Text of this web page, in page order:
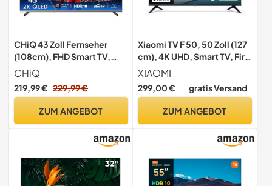
CHiQ 43 Zoll Fernseher
(108cm), FHD Smart TV,
QLED mit HDR10, Prime
Video
CHiQ
219,99 € 229,99 €
ZUM ANGEBOT
Xiaomi TV F 50, 50 Zoll (127
cm), 4K UHD, Smart TV, Fire
OS8, Triple Tuner DVB-
C/S/S2/T/T2,HDR10,
MEMC,60Hz mit 120Hz
Sprachsteuerung mit Alexa,
XIAOMI
299,00 € gratis Versand
ZUM ANGEBOT